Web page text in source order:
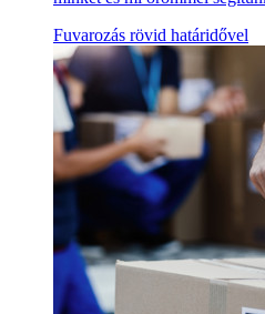
Fuvarozás rövid határidővel